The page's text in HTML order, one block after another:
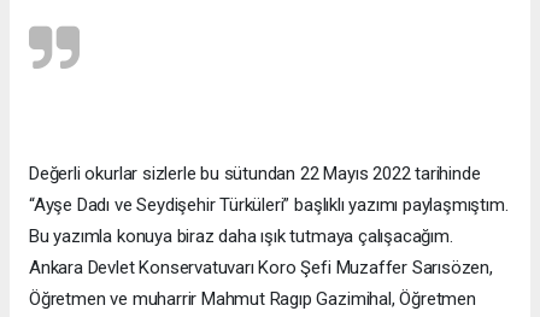
Değerli okurlar sizlerle bu sütundan 22 Mayıs 2022 tarihinde
“Ayşe Dadı ve Seydişehir Türküleri” başlıklı yazımı paylaşmıştım.
Bu yazımla konuya biraz daha ışık tutmaya çalışacağım.
Ankara Devlet Konservatuvarı Koro Şefi Muzaffer Sarısözen,
Öğretmen ve muharrir Mahmut Ragıp Gazimihal, Öğretmen